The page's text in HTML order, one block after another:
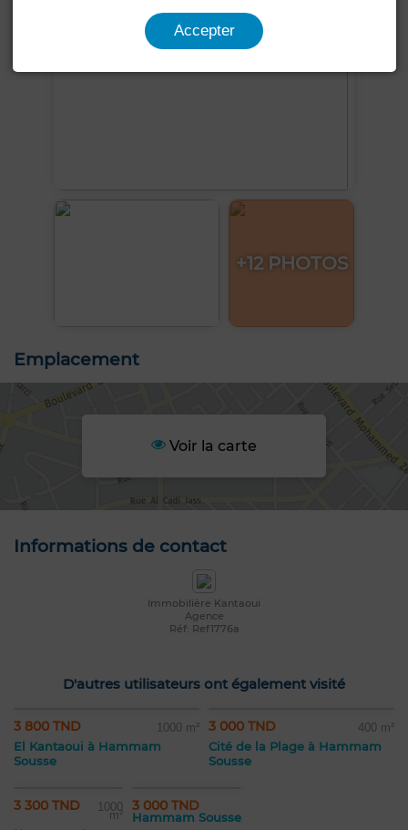
+12 PHOTOS
Emplacement
Voir la carte
Informations de contact
Immobilière Kantaoui
Agence
Réf: Ref1776a
D'autres utilisateurs ont également visité
3 800 TND 1000 m²
El Kantaoui à Hammam
Sousse
3 000 TND 400 m²
Cité de la Plage à Hammam
Sousse
3 300 TND 1000
m²
3 000 TND
Hammam Sousse
Accepter